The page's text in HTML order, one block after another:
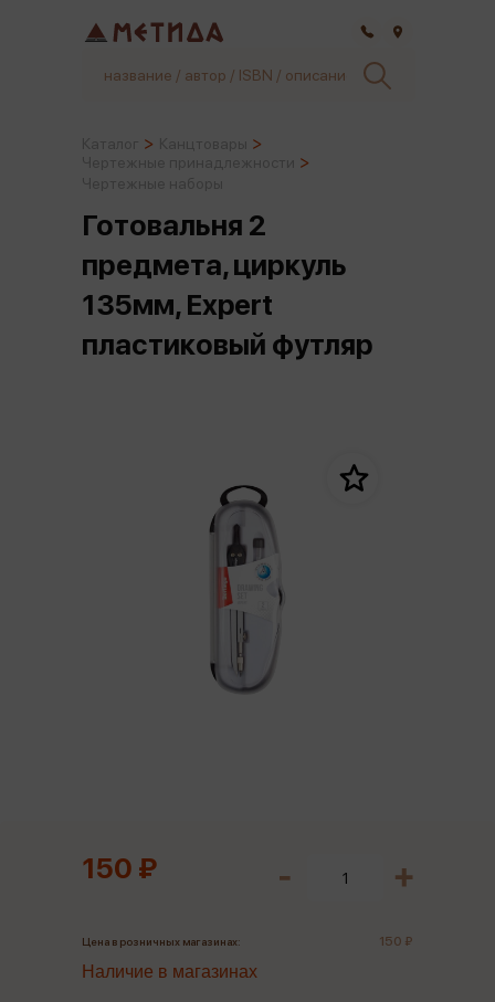
Готовальня 2
предмета, циркуль
135мм, Expert
пластиковый футляр
150 ₽
Цена в розничных магазинах: 150 ₽
Наличие в магазинах